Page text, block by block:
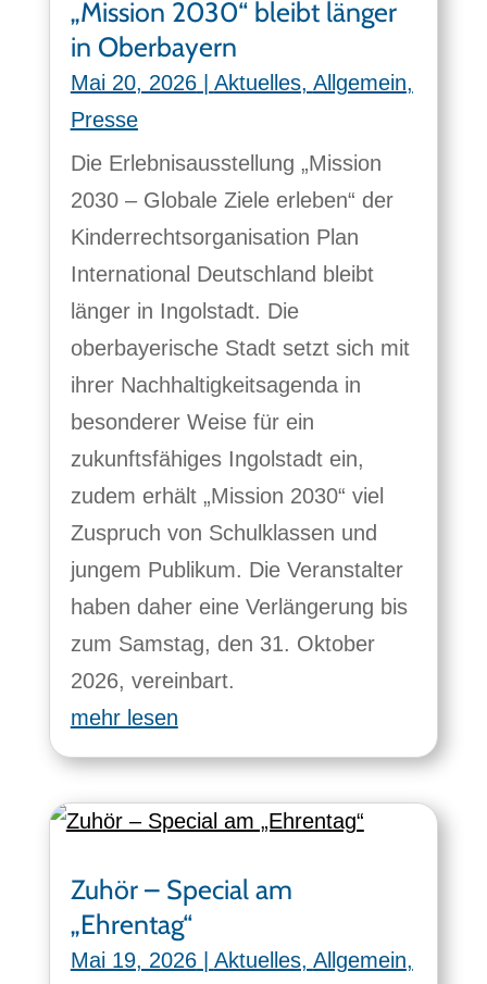
„Mission 2030“ bleibt länger
in Oberbayern
Mai 20, 2026| Aktuelles, Allgemein,
Presse
Die Erlebnisausstellung „Mission
2030 – Globale Ziele erleben“ der
Kinderrechtsorganisation Plan
International Deutschland bleibt
länger in Ingolstadt. Die
oberbayerische Stadt setzt sich mit
ihrer Nachhaltigkeitsagenda in
besonderer Weise für ein
zukunftsfähiges Ingolstadt ein,
zudem erhält „Mission 2030“ viel
Zuspruch von Schulklassen und
jungem Publikum. Die Veranstalter
haben daher eine Verlängerung bis
zum Samstag, den 31. Oktober
2026, vereinbart.
mehr lesen
Zuhör – Special am
„Ehrentag“
Mai 19, 2026| Aktuelles, Allgemein,